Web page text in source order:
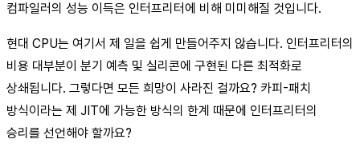
컴파일러의 성능 이득은 인터프리터에 비해 미미해질 것입니다.
현대 CPU는 여기서 제 일을 쉽게 만들어주지 않습니다. 인터프리터의
비용 대부분이 분기 예측 및 실리콘에 구현된 다른 최적화로
상쇄됩니다. 그렇다면 모든 희망이 사라진 걸까요? 카피-패치
방식이라는 제 JIT에 가능한 방식의 한계 때문에 인터프리터의
승리를 선언해야 할까요?